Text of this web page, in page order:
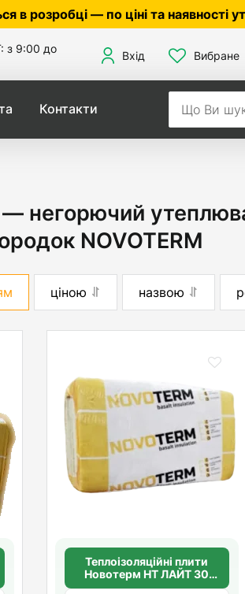
— по ціні та наявності
з 9:00 до
Вхід Вибране
Контакти
— негорючий
NOVOTERM
ціною назвою
Теплоізоляційні плити
Новотерм НТ ЛАЙТ 30
50мм.(30кг/м3)